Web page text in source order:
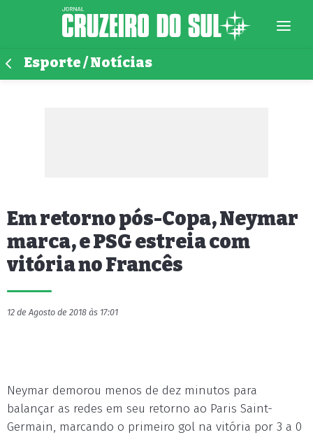
Esporte / Notícias
Em retorno pós-Copa, Neymar
marca, e PSG estreia com
vitória no Francês
12 de Agosto de 2018 às 17:01
Neymar demorou menos de dez minutos para
balançar as redes em seu retorno ao Paris Saint-
Germain, marcando o primeiro gol na vitória por 3 a 0